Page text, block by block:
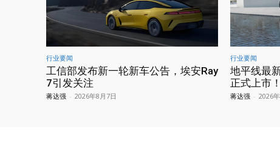
行业要闻
工信部发布新一轮新车公告，埃安Ray
7引发关注
蒋达强 - 2026年8月7日
行业要闻
地平线最
正式上市！
蒋达强 - 2026